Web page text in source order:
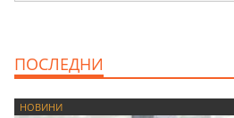
ПОСЛЕДНИ
НОВИНИ